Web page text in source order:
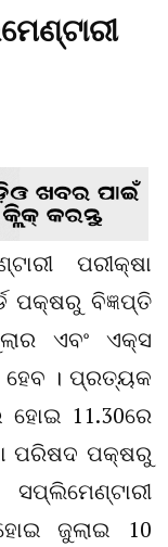
ପରୀକ୍ଷା
ପକ୍ଷରୁ ବିଜ୍ଞପ୍ତି
ଏବଂ ଏକ୍ସ
ହେବ । ପ୍ରତ୍ୟକ
11.30ରେ
ପରିଷଦ ପକ୍ଷରୁ
ଜୁଲାଇ 10